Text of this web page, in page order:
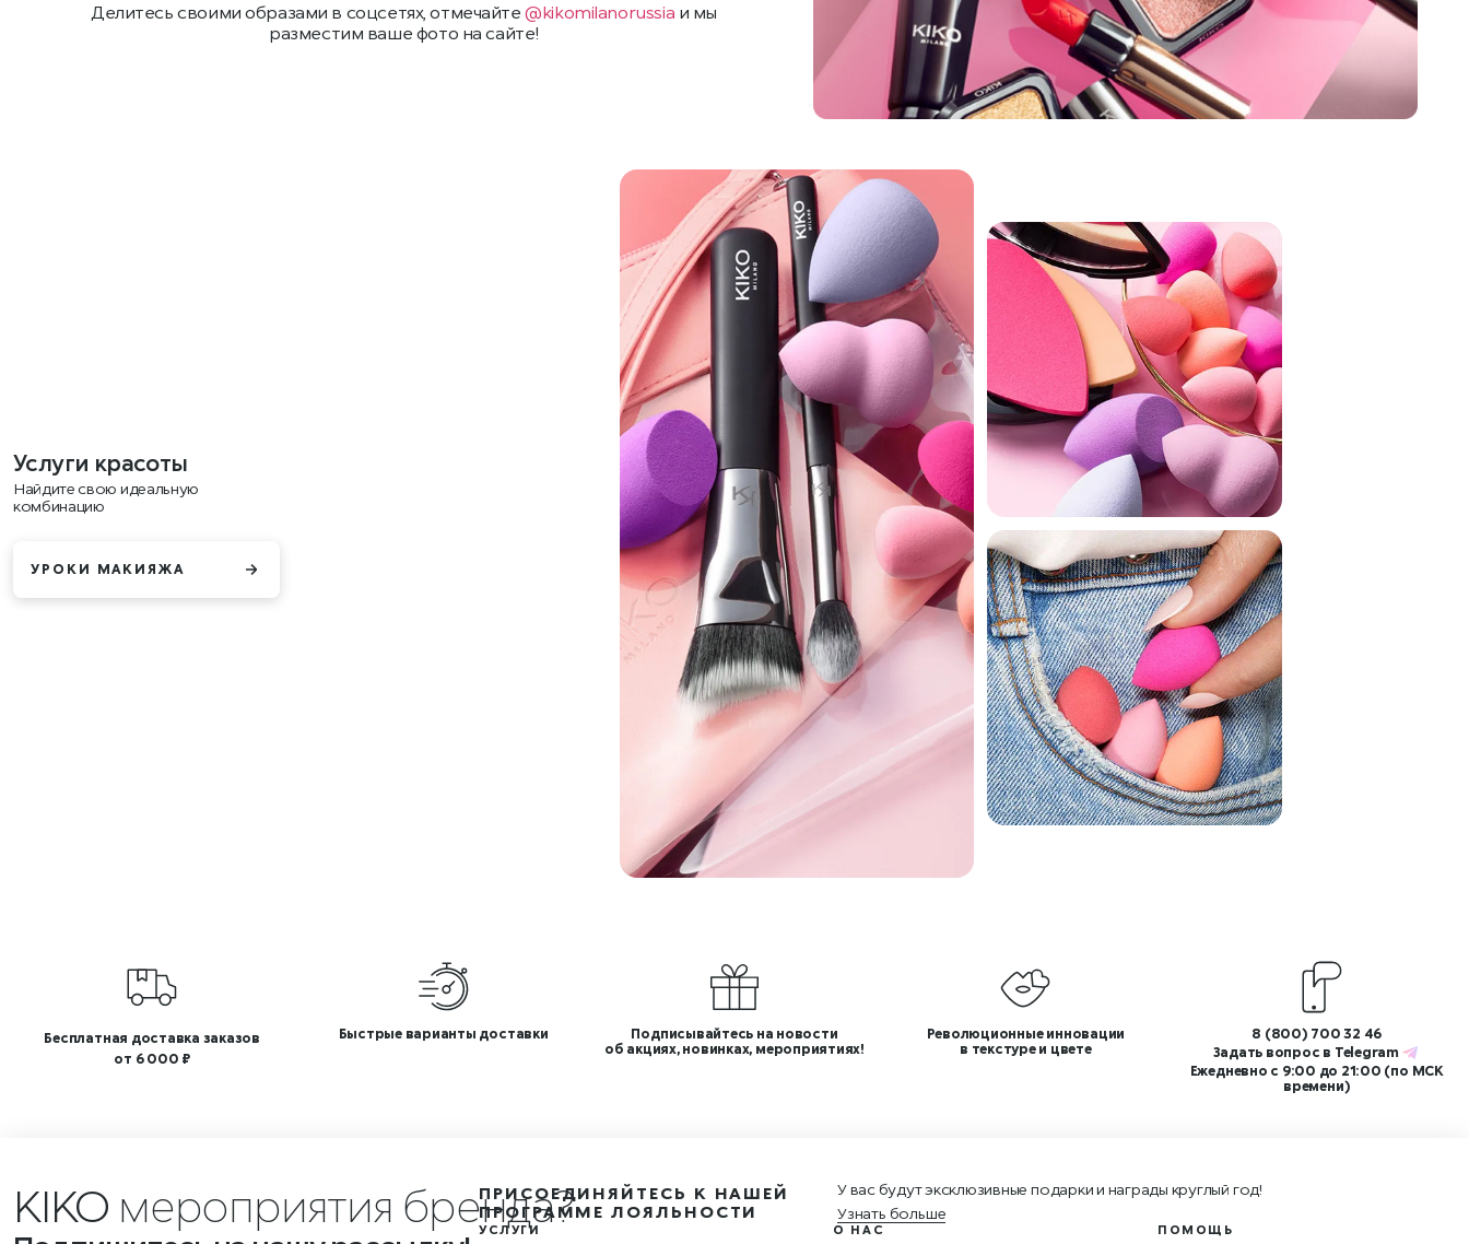
Делитесь своими образами в соцсетях, отмечайте@kikomilanorussia и мы
разместим ваше фото на сайте!
Услуги красоты
Найдите свою идеальную
комбинацию
УРОКИ МАКИЯЖА
Бесплатная доставка заказов
от 6 000 ₽
Быстрые варианты доставки
Подписывайтесь на новости
об акциях, новинках, мероприятиях!
Революционные инновации
в текстуре и цвете
8 (800) 700 32 46
Задать вопрос в Telegram
Ежедневно с 9:00 до 21:00 (по МСК
времени)
KIKO мероприятия бренПРИСОЕДИНЯЙТЕСЬ К НАШЕЙ
ПРОГРАММЕ ЛОЯЛЬНОСТИ
У вас будут эксклюзивные подарки и награды круглый год!
Узнать больше
УСЛУГИ О НАС ПОМОЩЬ